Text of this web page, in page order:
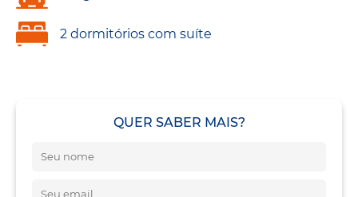
2 dormitórios com suíte
QUER SABER MAIS?